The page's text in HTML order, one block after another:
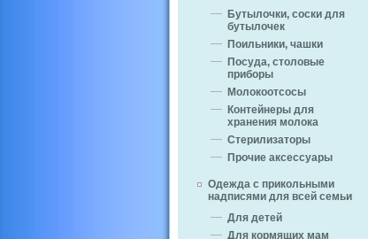
Бутылочки, соски для
бутылочек
Поильники, чашки
Посуда, столовые
приборы
Молокоотсосы
Контейнеры для
хранения молока
Стерилизаторы
Прочие аксессуары
Одежда с прикольными
надписями для всей семьи
Для детей
Для кормящих мам